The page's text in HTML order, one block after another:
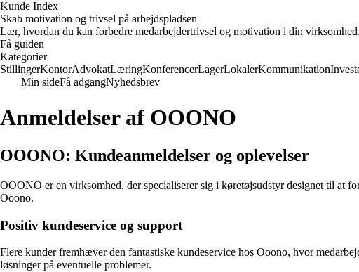
Kunde Index
Skab motivation og trivsel på arbejdspladsen
Lær, hvordan du kan forbedre medarbejdertrivsel og motivation i din
Få guiden
Kategorier
StillingerKontorAdvokatLæringKonferencerLagerLokalerKommunikation
Min sideFå adgangNyhedsbrev
Anmeldelser af OOONO
OOONO: Kundeanmeldelser og oplevelser
OOONO er en virksomhed, der specialiserer sig i køretøjsudstyr designet til at
Ooono.
Positiv kundeservice og support
Flere kunder fremhæver den fantastiske kundeservice hos Ooono, hvor
løsninger på eventuelle problemer.